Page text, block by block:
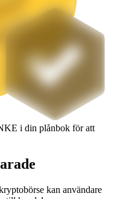
tokens
i din plånbok för att
kan användare